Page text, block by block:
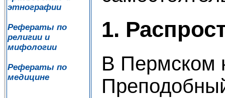
этнографии
Рефераты по
религии и
мифологии
Рефераты по
медицине
1.
Β Пермском